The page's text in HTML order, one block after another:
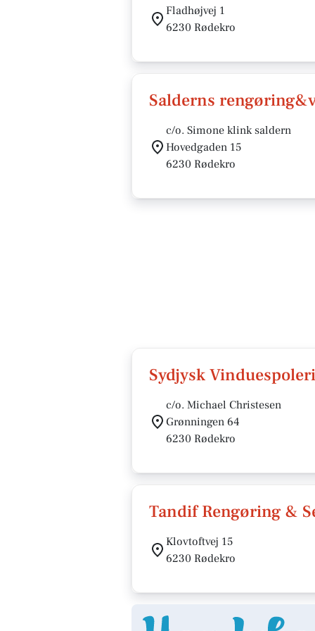
Fladhøjvej 1
6230 Rødekro
Salderns
c/o. Simone klink saldern
Hovedgaden 15
6230 Rødekro
Sydjysk
c/o. Michael Christesen
Grønningen 64
6230 Rødekro
Tandif Rengøring &
Klovtoftvej 15
6230 Rødekro